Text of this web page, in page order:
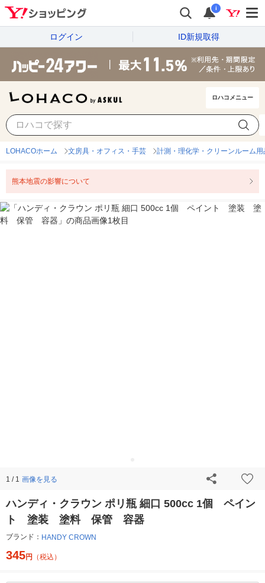
i
ログイン ID新規取得
ロハコメニュー
LOHACOホーム 文房具・オフィス・手芸 計測・理化学・クリーンルーム用
熊本地震の影響について
1 / 1 画像を見る
ハンディ・クラウン ポリ瓶 細口 500cc 1個 ペイン
ト 塗装 塗料 保管 容器
ブランド： HANDY CROWN
345円 （税込）